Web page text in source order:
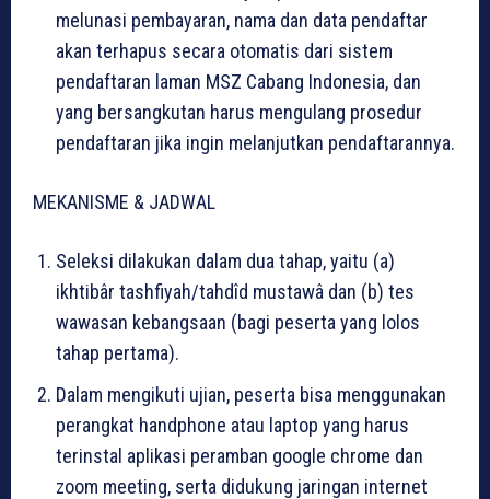
melunasi pembayaran, nama dan data pendaftar
akan terhapus secara otomatis dari sistem
pendaftaran laman MSZ Cabang Indonesia, dan
yang bersangkutan harus mengulang prosedur
pendaftaran jika ingin melanjutkan pendaftarannya.
MEKANISME & JADWAL
Seleksi dilakukan dalam dua tahap, yaitu (a)
ikhtibâr tashfiyah/tahdîd mustawâ dan (b) tes
wawasan kebangsaan (bagi peserta yang lolos
tahap pertama).
Dalam mengikuti ujian, peserta bisa menggunakan
perangkat handphone atau laptop yang harus
terinstal aplikasi peramban google chrome dan
zoom meeting, serta didukung jaringan internet